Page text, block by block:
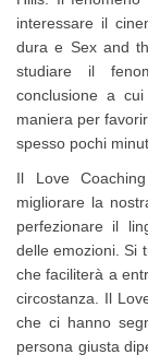
interessare il
dura e Sex and
studiare il
conclusione a
maniera per
spesso pochi
Il Love
migliorare la
perfezionare il
delle emozioni. Si
che faciliterà a
circostanza. Il
che ci hanno
persona giusta